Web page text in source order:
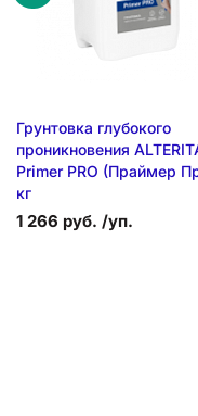
Грунтовка глубокого
проникновения
Primer PRO (Праймер
кг
1 266 руб. /уп.